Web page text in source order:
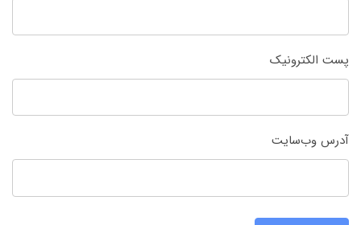
پست الکترونیک
آدرس وب‌سایت